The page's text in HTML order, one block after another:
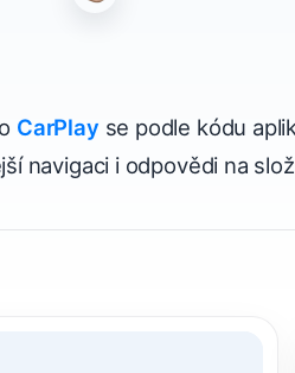
CarPlay se podle kódu
navigaci i odpovědi na